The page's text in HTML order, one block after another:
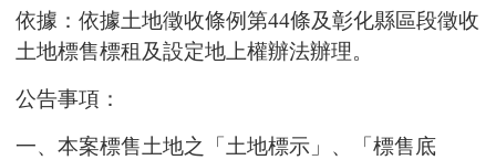
依據：依據土地徵收條例第44條及彰化縣區段徵收
土地標售標租及設定地上權辦法辦理。
公告事項：
一、本案標售土地之「土地標示」、「標售底